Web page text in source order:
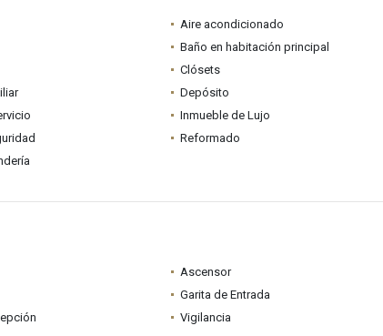
Aire acondicionado
Baño en habitación principal
Clósets
Depósito
Inmueble de Lujo
Reformado
Ascensor
Garita de Entrada
Vigilancia